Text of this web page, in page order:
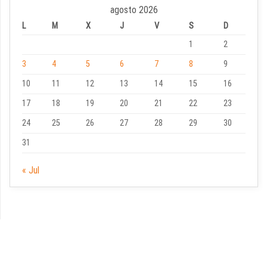
agosto 2026
L M X J V S
D
1
2
3
4 5 6 7 8
9
10
11 12 13 14 15
16
17
18 19 20 21 22
23
24
25 26 27 28 29
30
31
« Jul